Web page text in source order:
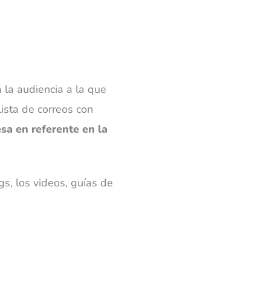
la audiencia a la que
de correos con
en referente en la
los videos, guías de